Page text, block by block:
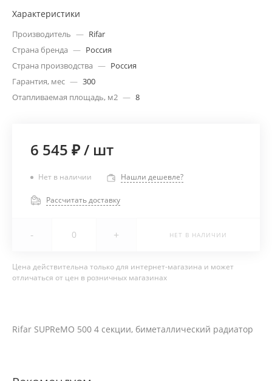
Характеристики
Производитель — Rifar
Страна бренда — Россия
Страна производства — Россия
Гарантия, мес — 300
Отапливаемая площадь, м2 — 8
6 545 ₽/ шт
Нет в наличии Нашли дешевле?
Рассчитать доставку
- + НЕТ В НАЛИЧИИ
Цена действительна только для интернет-магазина и может
отличаться от цен в розничных магазинах
Rifar SUPReMO 500 4 секции, биметаллический радиатор